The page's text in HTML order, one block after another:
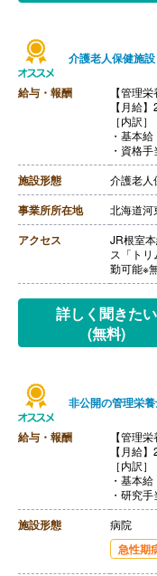
介護老人保健施
給与・報酬
【管理
【月給
［内訳］
・基本
・資格
・処遇
［その他
・住宅
・寒冷地
【賞与】
【通勤
給
【昇給】
【退職金
施設形態 介護老人
事業所所在地 北海道河
アクセス
JR根室
ス「ト
勤可能※
詳しく聞きたい
(無料)
非公開の管理栄
給与・報酬
【管理
【月給
［内訳］
・基本
・研究
・ベー
【賞与】
【通勤手
【昇給】
施設形態 病院
急性期